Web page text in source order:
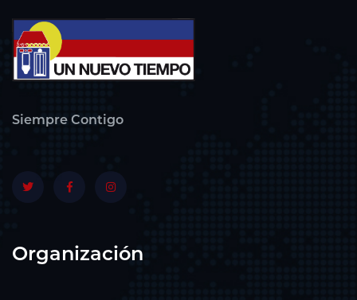
Siempre Contigo
Organización